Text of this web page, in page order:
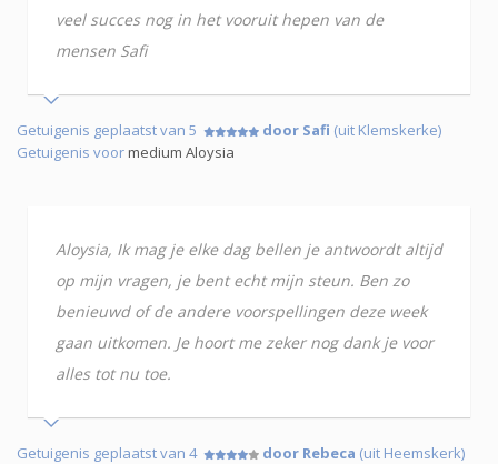
veel succes nog in het vooruit hepen van de
mensen Safi
Getuigenis geplaatst van 5 door Safi (uit Klemskerke)
Getuigenis voormedium Aloysia
Aloysia, Ik mag je elke dag bellen je antwoordt altijd
op mijn vragen, je bent echt mijn steun. Ben zo
benieuwd of de andere voorspellingen deze week
gaan uitkomen. Je hoort me zeker nog dank je voor
alles tot nu toe.
Getuigenis geplaatst van 4 door Rebeca (uit Heemskerk)